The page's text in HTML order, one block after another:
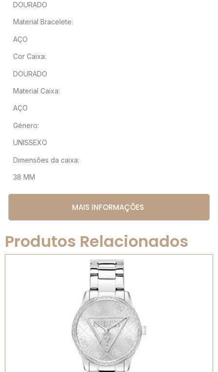
DOURADO
Material Bracelete:
AÇO
Cor Caixa:
DOURADO
Material Caixa:
AÇO
Género:
UNISSEXO
Dimensões da caixa:
38 MM
MAIS INFORMAÇÕES
Produtos Relacionados